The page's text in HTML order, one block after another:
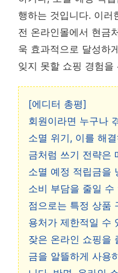
행하는 것입니다. 이러
전 온라인몰에서 현금
욱 효과적으로 달성하
잊지 못할 쇼핑 경험을
[에디터 총평]
회원이라면 누구나
소멸 위기, 이를 해
금처럼 쓰기 전략은
소멸 예정 적립금을
소비 부담을 줄일
점으로는 특정 상품
용처가 제한적일 수
잦은 온라인 쇼핑을
금을 알뜰하게 사용